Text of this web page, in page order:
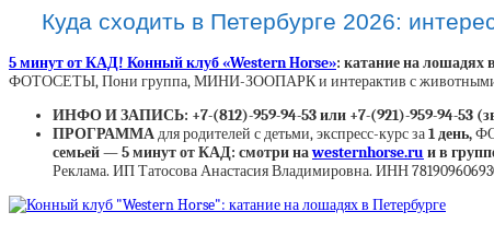
Куда сходить в Петербурге 2026:
5 минут от КАД! Конный клуб «Western Horse»: катание на лошадях
ФОТОСЕТЫ, Пони группа, МИНИ-ЗООПАРК и интерактив с животными
ИНФО И ЗАПИСЬ: +7-(812)-959-94-53 или +7-(921)-959-94-53
ПРОГРАММАдля родителей с детьми, экспресс-курс за1 день,
семьей — 5 минут от КАД: смотри наwesternhorse.ru и в
Реклама. ИП Татосова Анастасия Владимировна. ИНН